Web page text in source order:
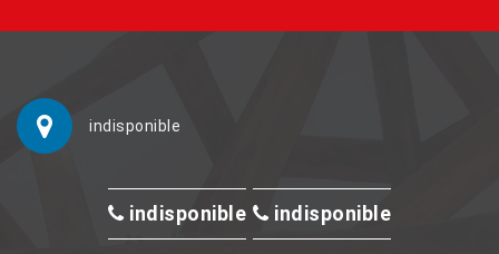
indisponible
indisponible indisponible